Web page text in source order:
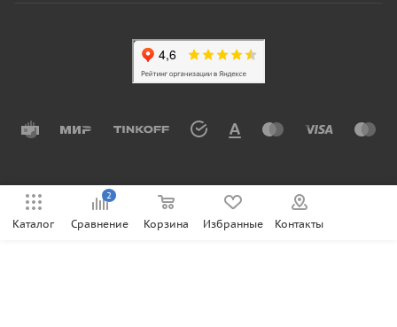
Каталог
2
Сравнение Корзина Избранные Контакты